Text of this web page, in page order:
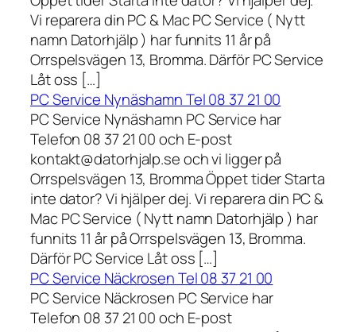
Vi reparera din PC & Mac PC Service ( Nytt
namn Datorhjälp ) har funnits 11 år på
Orrspelsvägen 13, Bromma. Därför PC Service
Låt oss […]
PC Service Nynäshamn Tel 08 37 21 00
PC Service Nynäshamn PC Service har
Telefon 08 37 21 00 och E-post
kontakt@datorhjalp.se och vi ligger på
Orrspelsvägen 13, Bromma Öppet tider Starta
inte dator? Vi hjälper dej. Vi reparera din PC &
Mac PC Service ( Nytt namn Datorhjälp ) har
funnits 11 år på Orrspelsvägen 13, Bromma.
Därför PC Service Låt oss […]
PC Service Näckrosen Tel 08 37 21 00
PC Service Näckrosen PC Service har
Telefon 08 37 21 00 och E-post